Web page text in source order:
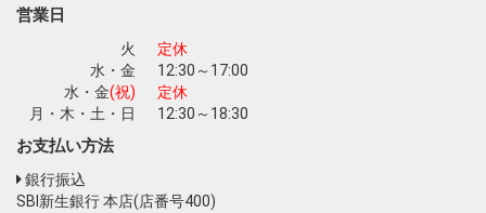
営業日
火
定休
水・金
12:30～17:00
水・金(祝)
定休
月・木・土・日
12:30～18:30
お支払い方法
銀行振込
SBI新生銀行 本店(店番号400)